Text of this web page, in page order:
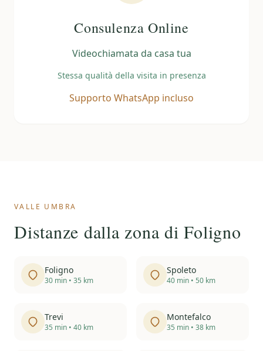
Consulenza Online
Videochiamata da casa tua
Stessa qualità della visita in presenza
Supporto WhatsApp incluso
VALLE UMBRA
Distanze dalla zona di Foligno
Foligno
30 min • 35 km
Spoleto
40 min • 50 km
Trevi
35 min • 40 km
Montefalco
35 min • 38 km